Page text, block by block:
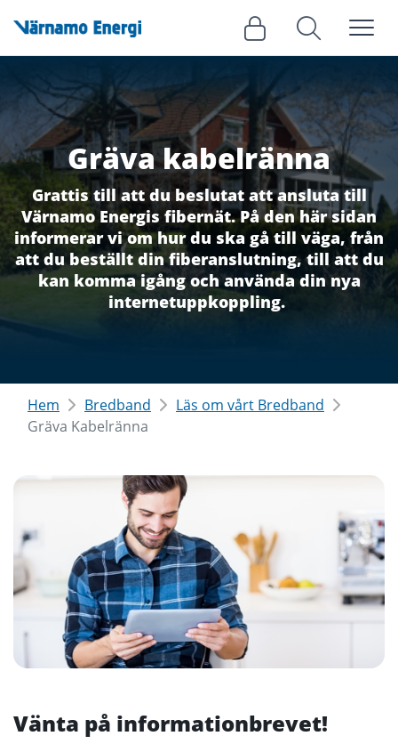
Gräva kabelränna
Grattis till att du beslutat att ansluta till
Värnamo Energis fibernät. På den här sidan
informerar vi om hur du ska gå till väga, från
att du beställt din fiberanslutning, till att du
kan komma igång och använda din nya
internetuppkoppling.
Hem Bredband
Läs om vårt Bredband
Gräva Kabelränna
Vänta på informationbrevet!